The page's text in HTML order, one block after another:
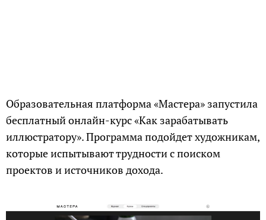
Образовательная платформа «Мастера» запустила
бесплатный онлайн-курс «Как зарабатывать
иллюстратору». Программа подойдет художникам,
которые испытывают трудности с поиском
проектов и источников дохода.